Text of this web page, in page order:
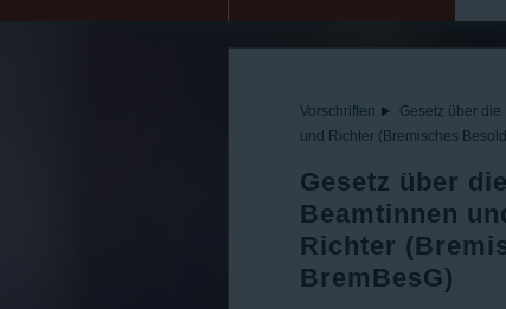
Vorschriften
Gesetz über
und Richter (Bremisches
Gesetz über
Beamtinnen
Richter
BremBesG)